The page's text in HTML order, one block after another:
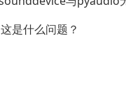
是什么问题？